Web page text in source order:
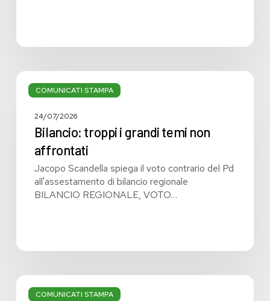
COMUNICATI STAMPA
Bilancio:
troppi
grandi
affrontati
24/07/2026
Bilancio: troppi i grandi temi non
affrontati
Jacopo Scandella spiega il voto contrario del Pd
all'assestamento di bilancio regionale
BILANCIO REGIONALE, VOTO…
COMUNICATI STAMPA
Bilancio
regionale: